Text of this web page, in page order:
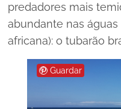
predadores mais
abundante nas
africana): o tubarão
Guardar